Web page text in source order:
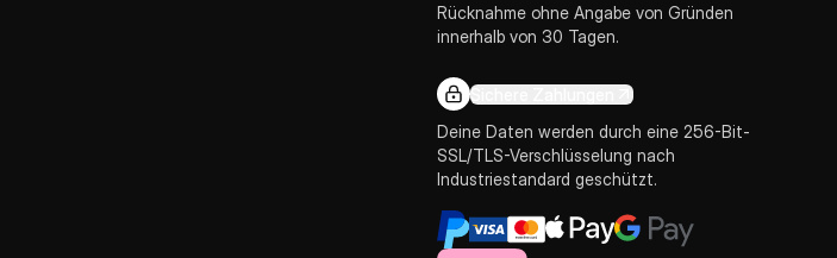
Rücknahme ohne Angabe von Gründen
innerhalb von 30 Tagen.
Sichere Zahlungen
Deine Daten werden durch eine 256-Bit-
SSL/TLS-Verschlüsselung nach
Industriestandard geschützt.